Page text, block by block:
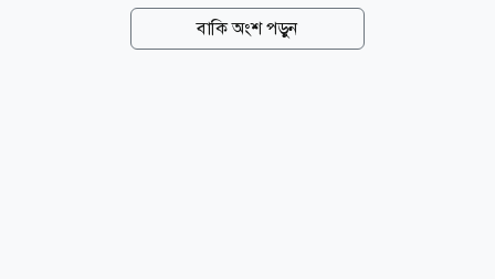
তারা মধ্যপ্রাচ্যের সাম্প্রতিক ঘটনাবলি নিয়ে মতবিনিময়
করেছেন। বার্তা সংস্থা আনাদোলুর খবরে বলা হয়, নয়াদিল্লি
বাকি অংশ পড়ুন